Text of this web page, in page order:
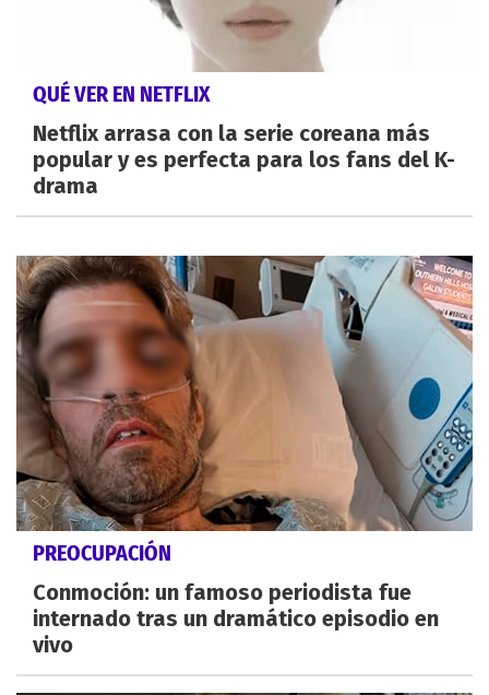
QUÉ VER EN NETFLIX
Netflix arrasa con la serie coreana más
popular y es perfecta para los fans del K-
drama
PREOCUPACIÓN
Conmoción: un famoso periodista fue
internado tras un dramático episodio en
vivo